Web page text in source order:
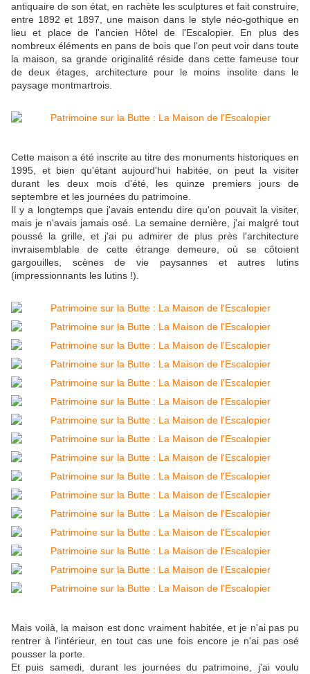
antiquaire de son état, en rachète les sculptures et fait construire,
entre 1892 et 1897, une maison dans le style néo-gothique en
lieu et place de l'ancien Hôtel de l'Escalopier. En plus des
nombreux éléments en pans de bois que l'on peut voir dans toute
la maison, sa grande originalité réside dans cette fameuse tour
de deux étages, architecture pour le moins insolite dans le
paysage montmartrois.
Cette maison a été inscrite au titre des monuments historiques en
1995, et bien qu'étant aujourd'hui habitée, on peut la visiter
durant les deux mois d'été, les quinze premiers jours de
septembre et les journées du patrimoine.
Il y a longtemps que j'avais entendu dire qu'on pouvait la visiter,
mais je n'avais jamais osé. La semaine dernière, j'ai malgré tout
poussé la grille, et j'ai pu admirer de plus près l'architecture
invraisemblable de cette étrange demeure, où se côtoient
gargouilles, scènes de vie paysannes et autres lutins
(impressionnants les lutins !).
Mais voilà, la maison est donc vraiment habitée, et je n'ai pas pu
rentrer à l'intérieur, en tout cas une fois encore je n'ai pas osé
pousser la porte.
Et puis samedi, durant les journées du patrimoine, j'ai voulu